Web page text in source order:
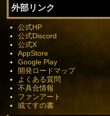
外部リンク
公式HP
公式Discord
公式X
AppStore
Google Play
開発ロードマップ
よくある質問
不具合情報
ファンアート
或てすの書